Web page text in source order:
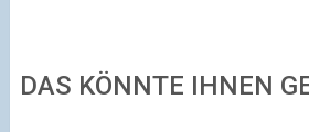
DAS KÖNNTE IHNEN